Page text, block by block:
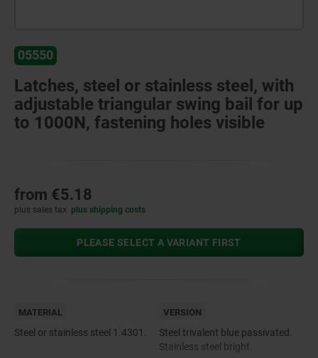
05550
Latches, steel or stainless steel, with
adjustable triangular swing bail for up
to 1000N, fastening holes visible
from €5.18
plus sales tax plus shipping costs
PLEASE SELECT A VARIANT FIRST
MATERIAL
Steel or stainless steel 1.4301.
VERSION
Steel trivalent blue passivated.
Stainless steel bright.